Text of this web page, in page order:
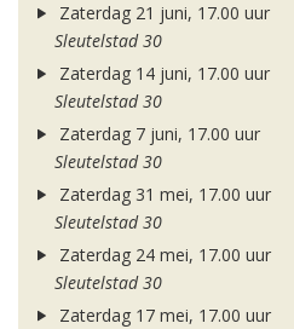
Zaterdag 21 juni, 17.00 uur
Sleutelstad 30
Zaterdag 14 juni, 17.00 uur
Sleutelstad 30
Zaterdag 7 juni, 17.00 uur
Sleutelstad 30
Zaterdag 31 mei, 17.00 uur
Sleutelstad 30
Zaterdag 24 mei, 17.00 uur
Sleutelstad 30
Zaterdag 17 mei, 17.00 uur